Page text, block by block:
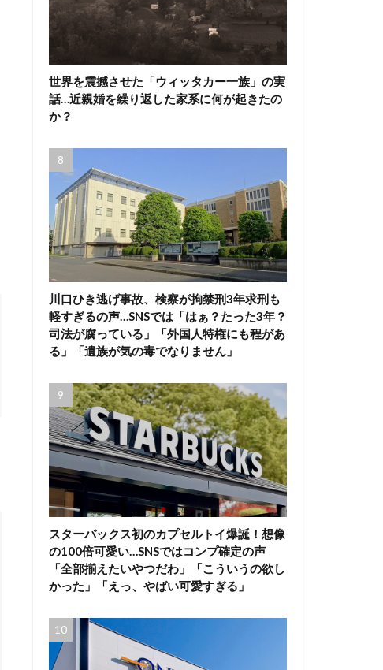
世界を震撼させた「ウィッタカー一族」の実
話…近親婚を繰り返した家系に何が起きたの
か？
川口ひき逃げ事故、検察が拘禁刑3年求刑も
軽すぎるの声…SNSでは「はぁ？たった3年？
司法が腐っている」「外国人特権にも程があ
る」「遺族が気の毒でなりません」
スターバックス初のカプセルトイ爆誕！想像
の100倍可愛い…SNSではコンプ確定の声
「全部揃えたいやつだわ」「こういうの欲し
かった」「えっ、やばい可愛すぎる」